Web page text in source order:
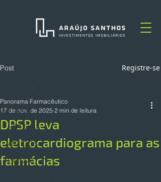
Post Registre-se
TODOS
NOTÍCIAS
ARTIGOS
OPINIÃO
DPSP leva
eletrocardiograma para as
farmácias
Panorama Farmacêutico
17 de nov. de 2025 2 min de leitura